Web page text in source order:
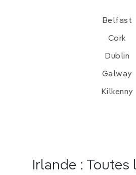
Belfast
Cork
Dublin
Galway
Kilkenny
Irlande : Toutes